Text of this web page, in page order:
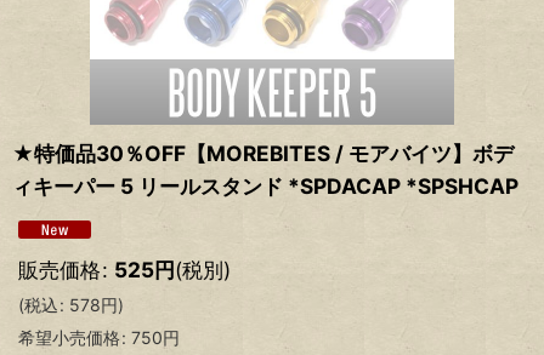
★特価品30％OFF【MOREBITES / モアバイツ】ボデ
ィキーパー 5 リールスタンド *SPDACAP *SPSHCAP
販売価格: 525円(税別)
(税込: 578円)
希望小売価格: 750円